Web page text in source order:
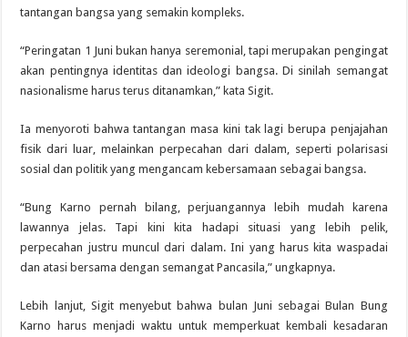
tantangan bangsa yang semakin kompleks.
“Peringatan 1 Juni bukan hanya seremonial, tapi merupakan pengingat
akan pentingnya identitas dan ideologi bangsa. Di sinilah semangat
nasionalisme harus terus ditanamkan,” kata Sigit.
Ia menyoroti bahwa tantangan masa kini tak lagi berupa penjajahan
fisik dari luar, melainkan perpecahan dari dalam, seperti polarisasi
sosial dan politik yang mengancam kebersamaan sebagai bangsa.
“Bung Karno pernah bilang, perjuangannya lebih mudah karena
lawannya jelas. Tapi kini kita hadapi situasi yang lebih pelik,
perpecahan justru muncul dari dalam. Ini yang harus kita waspadai
dan atasi bersama dengan semangat Pancasila,” ungkapnya.
Lebih lanjut, Sigit menyebut bahwa bulan Juni sebagai Bulan Bung
Karno harus menjadi waktu untuk memperkuat kembali kesadaran